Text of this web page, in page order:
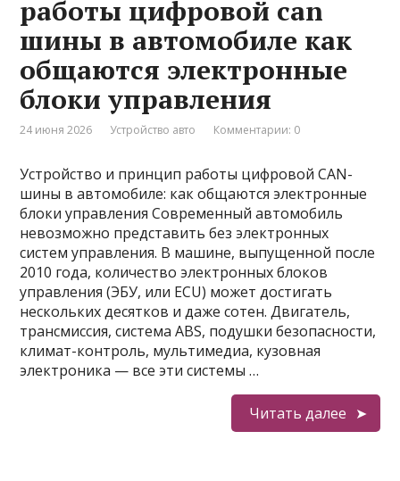
работы цифровой can
шины в автомобиле как
общаются электронные
блоки управления
24 июня 2026 Устройство авто Комментарии: 0
Устройство и принцип работы цифровой CAN-
шины в автомобиле: как общаются электронные
блоки управления Современный автомобиль
невозможно представить без электронных
систем управления. В машине, выпущенной после
2010 года, количество электронных блоков
управления (ЭБУ, или ECU) может достигать
нескольких десятков и даже сотен. Двигатель,
трансмиссия, система ABS, подушки безопасности,
климат-контроль, мультимедиа, кузовная
электроника — все эти системы …
Читать далее